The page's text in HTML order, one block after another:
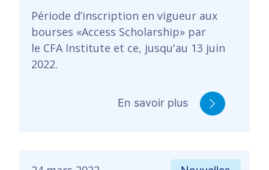
Période d’inscription en vigueur aux
bourses «Access Scholarship» par
le CFA Institute et ce, jusqu'au 13 juin
2022.
En savoir plus